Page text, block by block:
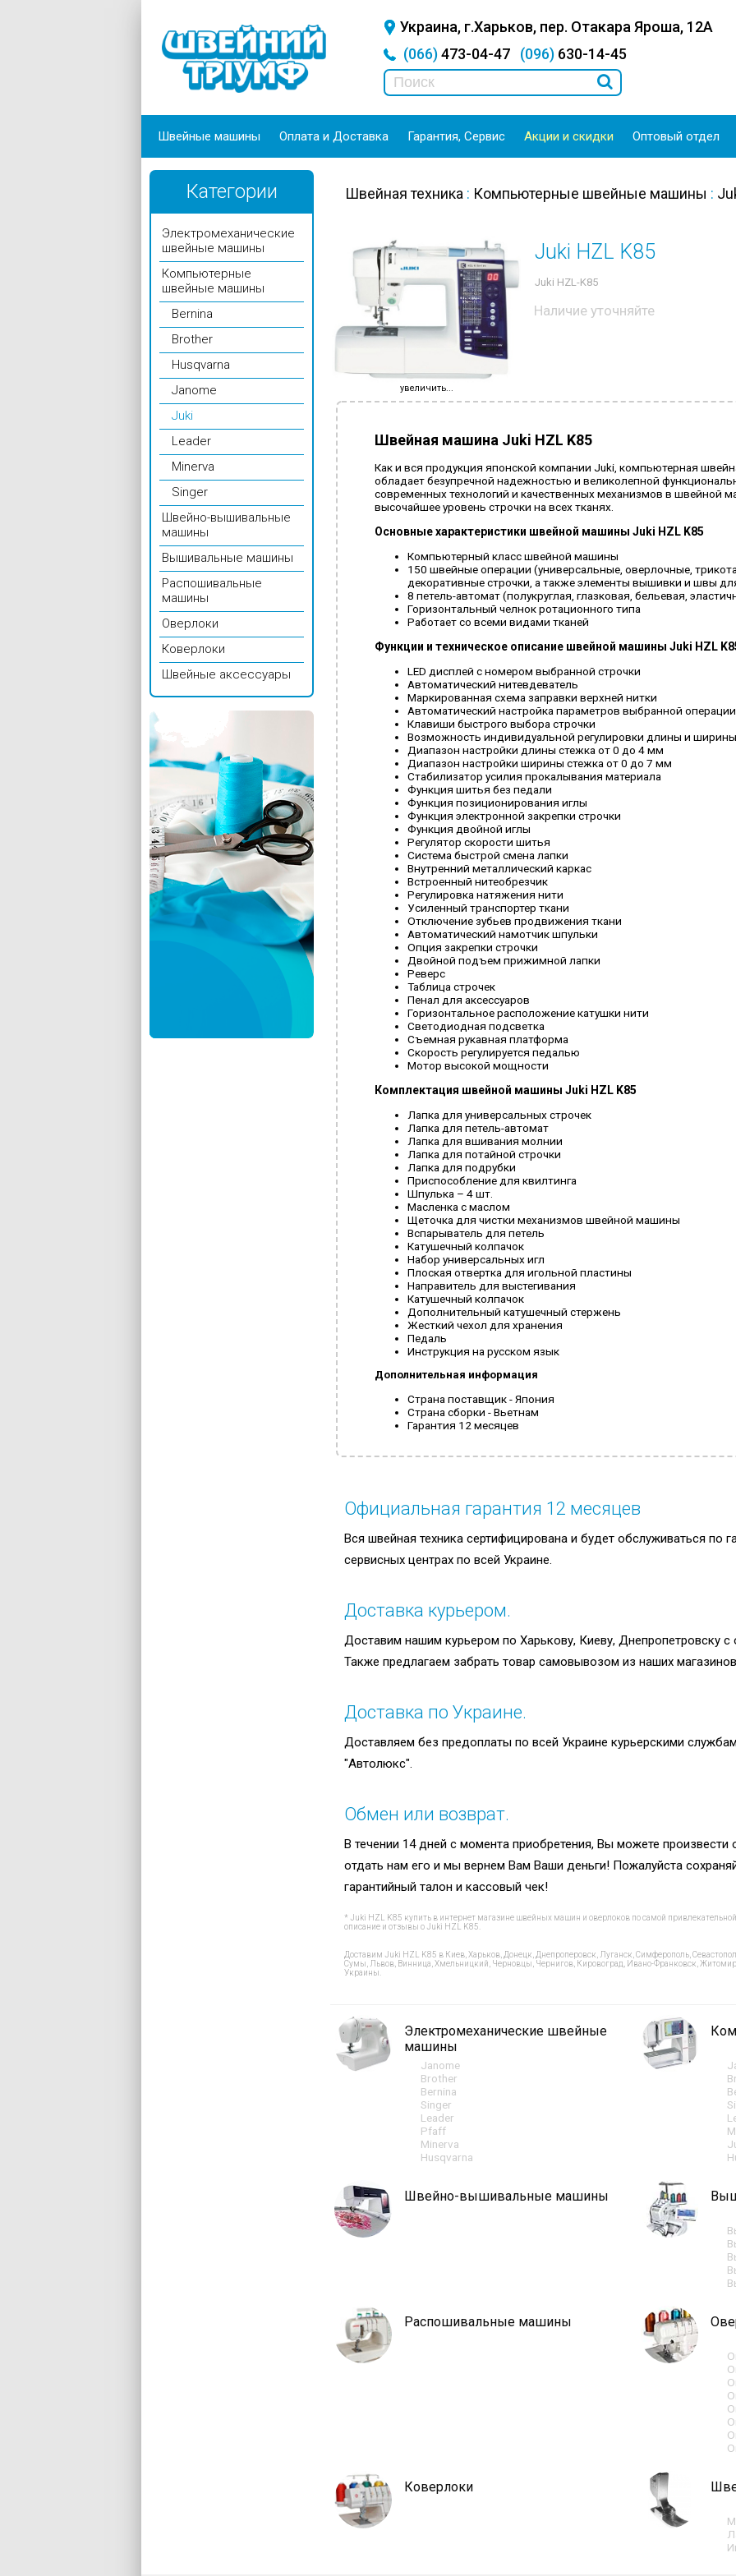
Украина, г.Харьков, пер. Отакара Яроша, 12А
(066)473-04-47 (096) 630-14-45
Швейные машины Оплата и Доставка Гарантия, Сервис Акции и скидки Оптовый отдел
Категории
Электромеханические
швейные машины
Компьютерные
швейные машины
Bernina
Brother
Husqvarna
Janome
Juki
Leader
Minerva
Singer
Швейно-вышивальные
машины
Вышивальные машины
Распошивальные
машины
Оверлоки
Коверлоки
Швейные аксессуары
Швейная техника : Компьютерные швейные машины :
увеличить...
Juki HZL K85
Juki HZL-K85
Наличие уточняйте
Швейная машина Juki HZL K85
Как и вся продукция японской компании Juki, компьютерная
обладает безупречной надежностью и великолепной
современных технологий и качественных механизмов в швейной
высочайшее уровень строчки на всех тканях.
Основные характеристики швейной машины Juki HZL K85
Компьютерный класс швейной машины
150 швейные операции (универсальные, оверлочные,
декоративные строчки, а также элементы вышивки и швы
8 петель-автомат (полукруглая, глазковая, бельевая,
Горизонтальный челнок ротационного типа
Работает со всеми видами тканей
Функции и техническое описание швейной машины Juki HZL
LED дисплей с номером выбранной строчки
Автоматический нитевдеватель
Маркированная схема заправки верхней нитки
Автоматический настройка параметров выбранной операции
Клавиши быстрого выбора строчки
Возможность индивидуальной регулировки длины и ширины
Диапазон настройки длины стежка от 0 до 4 мм
Диапазон настройки ширины стежка от 0 до 7 мм
Стабилизатор усилия прокалывания материала
Функция шитья без педали
Функция позиционирования иглы
Функция электронной закрепки строчки
Функция двойной иглы
Регулятор скорости шитья
Система быстрой смена лапки
Внутренний металлический каркас
Встроенный нитеобрезчик
Регулировка натяжения нити
Усиленный транспортер ткани
Отключение зубьев продвижения ткани
Автоматический намотчик шпульки
Опция закрепки строчки
Двойной подъем прижимной лапки
Реверс
Таблица строчек
Пенал для аксессуаров
Горизонтальное расположение катушки нити
Светодиодная подсветка
Съемная рукавная платформа
Скорость регулируется педалью
Мотор высокой мощности
Комплектация швейной машины Juki HZL K85
Лапка для универсальных строчек
Лапка для петель-автомат
Лапка для вшивания молнии
Лапка для потайной строчки
Лапка для подрубки
Приспособление для квилтинга
Шпулька – 4 шт.
Масленка с маслом
Щеточка для чистки механизмов швейной машины
Вспарыватель для петель
Катушечный колпачок
Набор универсальных игл
Плоская отвертка для игольной пластины
Направитель для выстегивания
Катушечный колпачок
Дополнительный катушечный стержень
Жесткий чехол для хранения
Педаль
Инструкция на русском язык
Дополнительная информация
Страна поставщик - Япония
Страна сборки - Вьетнам
Гарантия 12 месяцев
Официальная гарантия 12 месяцев
Вся швейная техника сертифицирована и будет обслуживаться по
сервисных центрах по всей Украине.
Доставка курьером.
Доставим нашим курьером по Харькову, Киеву, Днепропетровску с
Также предлагаем забрать товар самовывозом из наших магазинов
Доставка по Украине.
Доставляем без предоплаты по всей Украине курьерскими
"Автолюкс".
Обмен или возврат.
В течении 14 дней с момента приобретения, Вы можете произвести
отдать нам его и мы вернем Вам Ваши деньги! Пожалуйста
гарантийный талон и кассовый чек!
* Juki HZL K85 купить в интернет магазине швейных машин и оверлоков по самой
описание и отзывы о Juki HZL K85.
Доставим Juki HZL K85 в Киев, Харьков, Донецк, Днепроперовск, Луганск, Симферополь,
Сумы, Львов, Винница, Хмельницкий, Черновцы, Чернигов, Кировоград, Ивано-Франковск, Житомир,
Украины.
Электромеханические швейные
машины
Janome
Brother
Bernina
Singer
Leader
Pfaff
Minerva
Husqvarna
Швейно-вышивальные машины
Распошивальные машины
Коверлоки